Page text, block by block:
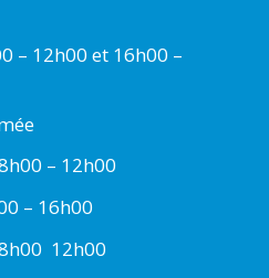
– 12h00 et 16h00 –
– 12h00
– 16h00
 12h00